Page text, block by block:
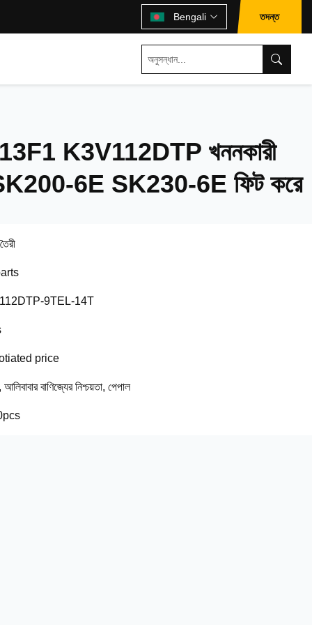
Bengali তদন্ত
K3V112DTP খননকারী
SK200-6E SK230-6E ফিট করে
9TEL-14T
price
আলিবাবার বাণিজ্যের নিশ্চয়তা, পেপাল